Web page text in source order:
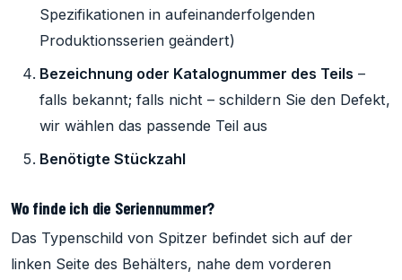
Spezifikationen in aufeinanderfolgenden
Produktionsserien geändert)
Bezeichnung oder Katalognummer des Teils –
falls bekannt; falls nicht – schildern Sie den Defekt,
wir wählen das passende Teil aus
Benötigte Stückzahl
Wo finde ich die Seriennummer?
Das Typenschild von Spitzer befindet sich auf der
linken Seite des Behälters, nahe dem vorderen